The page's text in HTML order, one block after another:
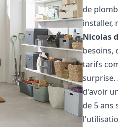
de
installer,
Nicolas
besoins,
tarifs
surprise.
d'avoir
de 5 ans